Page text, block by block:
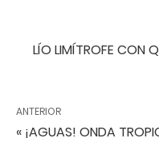
LÍO LIMÍTROFE CON
ANTERIOR
« ¡AGUAS! ONDA